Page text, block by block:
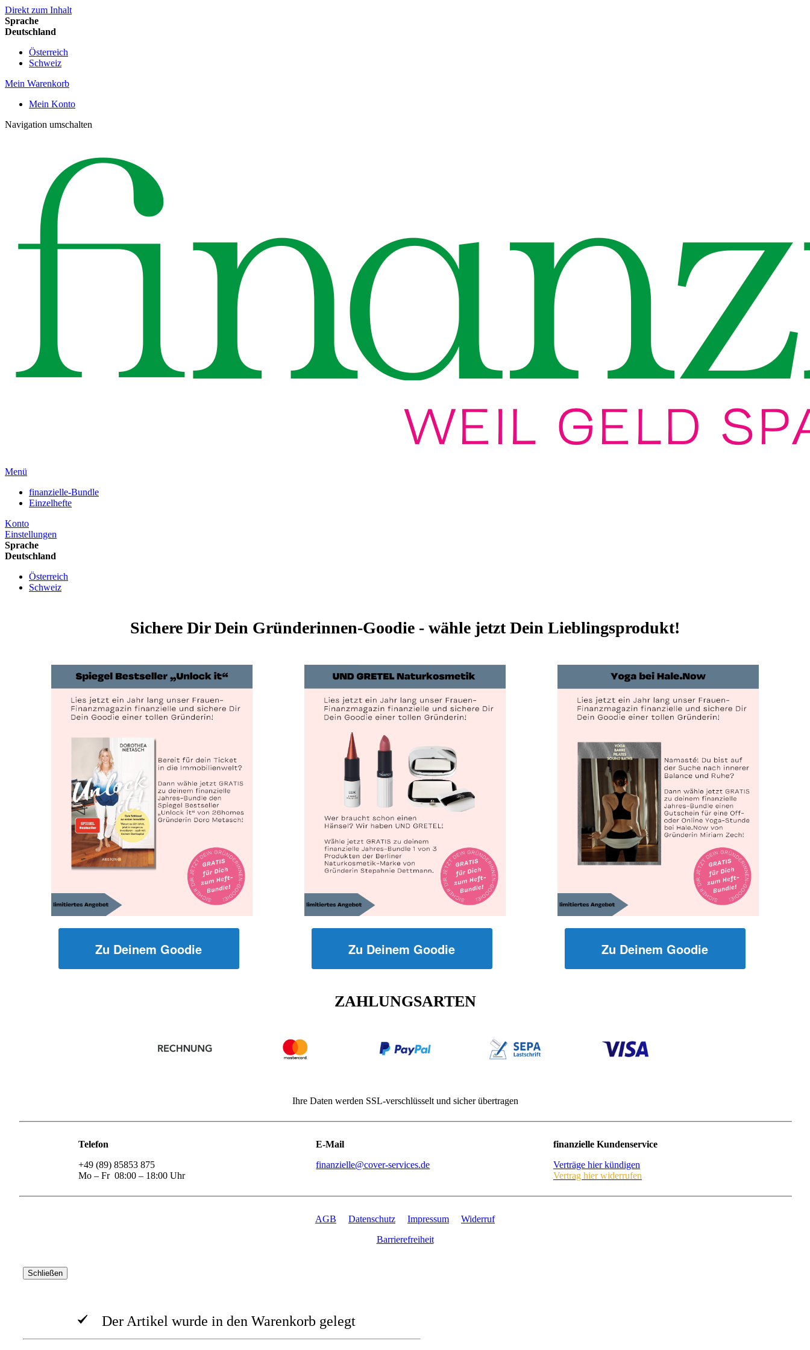
Direkt zum Inhalt
Sprache
Deutschland
Österreich
Schweiz
Mein Warenkorb
Mein Konto
Navigation umschalten
Menü
finanzielle-Bundle
Einzelhefte
Konto
Einstellungen
Sprache
Deutschland
Österreich
Schweiz
Sichere Dir Dein Gründerinnen-Goodie - wähle jetzt Dein Lieblingsprodukt!
Zu Deinem Goodie Zu Deinem Goodie Zu Deinem Goodie
ZAHLUNGSARTEN
Ihre Daten werden SSL-verschlüsselt und sicher übertragen
Telefon
+49 (89) 85853 875
Mo – Fr 08:00 – 18:00 Uhr
E-Mail
finanzielle@cover-services.de
finanzielle Kundenservice
Verträge hier kündigen
Vertrag hier widerrufen
AGB Datenschutz Impressum
Widerruf
Barrierefreiheit
Schließen
Der Artikel wurde in den Warenkorb gelegt